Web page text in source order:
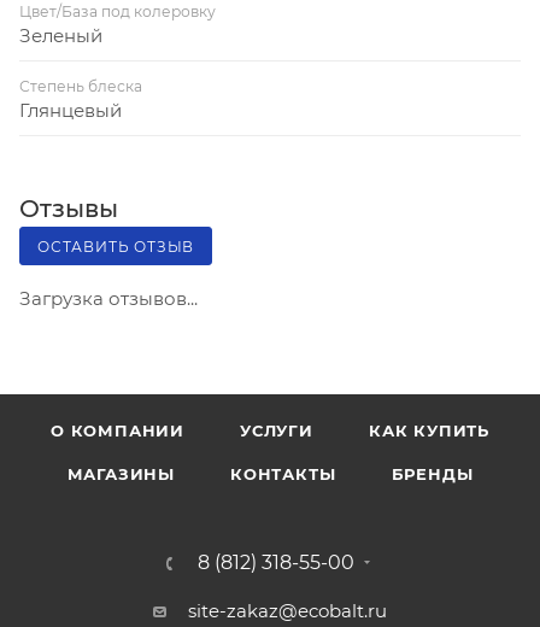
Цвет/База под колеровку
Зеленый
Степень блеска
Глянцевый
Отзывы
ОСТАВИТЬ ОТЗЫВ
Загрузка отзывов...
О КОМПАНИИ УСЛУГИ КАК КУПИТЬ
МАГАЗИНЫ КОНТАКТЫ БРЕНДЫ
8 (812) 318-55-00
site-zakaz@ecobalt.ru